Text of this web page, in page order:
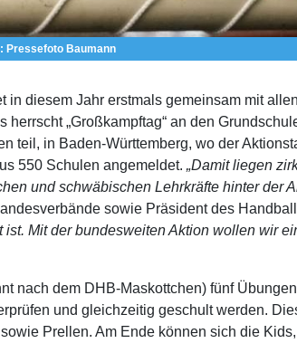
Pressefoto Baumann
diesem Jahr erstmals gemeinsam mit
„Großkampftag“ an den
teil, in Baden-Württemberg, wo der
550 Schulen angemeldet. „Damit liegen
und schwäbischen Lehrkräfte hinter der
sowie Präsident des
Mit der bundesweiten Aktion wollen wir
nach dem DHB-Maskottchen) fünf
und gleichzeitig geschult werden.
Prellen. Am Ende können sich die